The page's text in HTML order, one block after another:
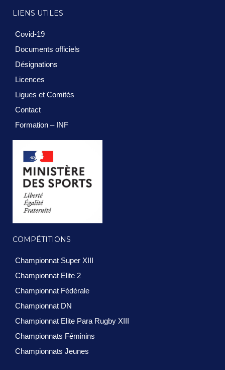
LIENS UTILES
Covid-19
Documents officiels
Désignations
Licences
Ligues et Comités
Contact
Formation – INF
COMPÉTITIONS
Championnat Super XIII
Championnat Elite 2
Championnat Fédérale
Championnat DN
Championnat Elite Para Rugby XIII
Championnats Féminins
Championnats Jeunes